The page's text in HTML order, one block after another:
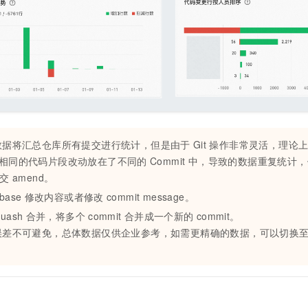
将汇总仓库所有提交进行统计，但是由于 Git 操作非常灵活，理论
同的代码片段改动放在了不同的 Commit 中，导致的数据重复统计
amend。
修改内容或者修改 commit message。
合并，将多个 commit 合并成一个新的 commit。
不可避免，总体数据仅供企业参考，如需更精确的数据，可以切换